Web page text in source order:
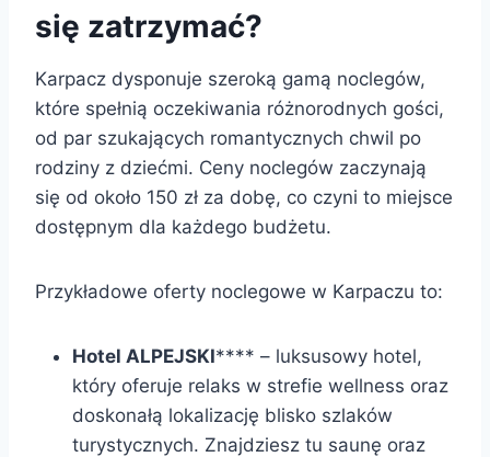
się zatrzymać?
Karpacz dysponuje szeroką gamą noclegów,
które spełnią oczekiwania różnorodnych gości,
od par szukających romantycznych chwil po
rodziny z dziećmi. Ceny noclegów zaczynają
się od około 150 zł za dobę, co czyni to miejsce
dostępnym dla każdego budżetu.
Przykładowe oferty noclegowe w Karpaczu to:
Hotel ALPEJSKI**** – luksusowy hotel,
który oferuje relaks w strefie wellness oraz
doskonałą lokalizację blisko szlaków
turystycznych. Znajdziesz tu saunę oraz